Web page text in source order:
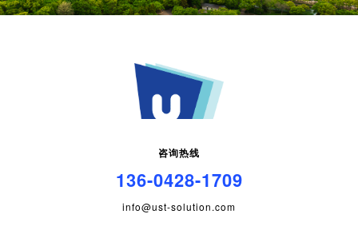
咨询热线
136-0428-1709
info@ust-solution.com